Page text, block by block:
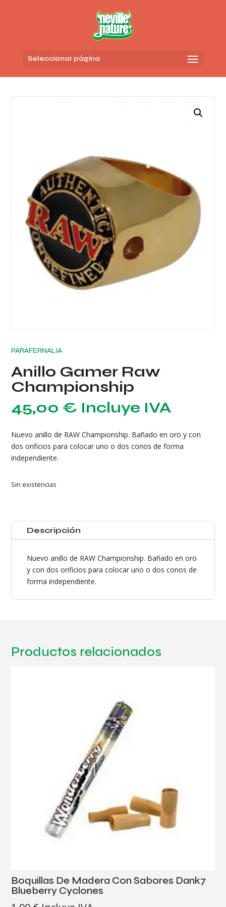
Seleccionar página
PARAFERNALIA
Anillo Gamer Raw
Championship
45,00 € Incluye IVA
Nuevo anillo de RAW Championship. Bañado en oro y con
dos orificios para colocar uno o dos conos de forma
independiente.
Sin existencias
Descripción
Nuevo anillo de RAW Championship. Bañado en oro
y con dos orificios para colocar uno o dos conos de
forma independiente.
Productos relacionados
Boquillas De Madera Con Sabores Dank7
Blueberry Cyclones